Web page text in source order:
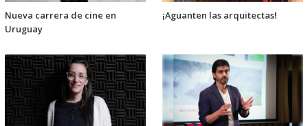
Nueva carrera de cine en
Uruguay
¡Aguanten las arquitectas!